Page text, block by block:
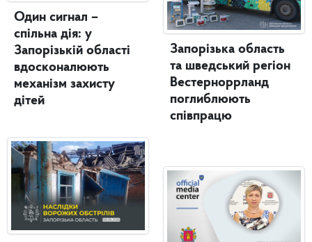
Один сигнал –
спільна дія: у
Запорізькій області
вдосконалюють
механізм захисту
дітей
Запорізька область
та шведський регіон
Вестерноррланд
поглиблюють
співпрацю